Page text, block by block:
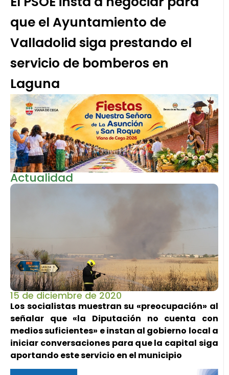
que el Ayuntamiento de
Valladolid siga prestando el
servicio de bomberos en
Laguna
Actualidad
15 de diciembre de 2020
Los socialistas muestran su «preocupación» al
señalar que «la Diputación no cuenta con
medios suficientes» e instan al gobierno local a
iniciar conversaciones para que la capital siga
aportando este servicio en el municipio